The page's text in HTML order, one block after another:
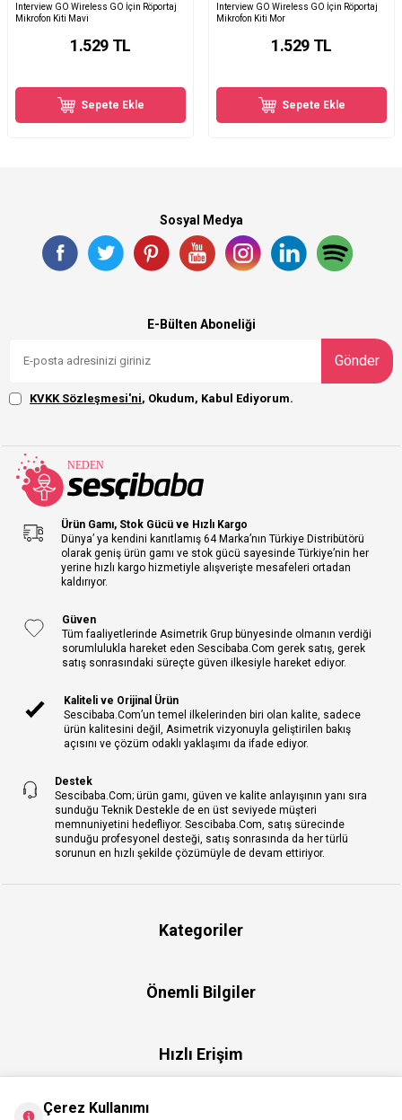
Interview GO Wireless GO İçin Röportaj
Mikrofon Kiti Mavi
1.529 TL
Sepete Ekle
Interview GO Wireless GO İçin Röportaj
Mikrofon Kiti Mor
1.529 TL
Sepete Ekle
Sosyal Medya
E-Bülten Aboneliği
Gönder
KVKK Sözleşmesi'ni, Okudum, Kabul Ediyorum.
Ürün Gamı, Stok Gücü ve Hızlı Kargo
Dünya’ ya kendini kanıtlamış 64 Marka’nın Türkiye Distribütörü
olarak geniş ürün gamı ve stok gücü sayesinde Türkiye’nin her
yerine hızlı kargo hizmetiyle alışverişte mesafeleri ortadan
kaldırıyor.
Güven
Tüm faaliyetlerinde Asimetrik Grup bünyesinde olmanın verdiği
sorumlulukla hareket eden Sescibaba.Com gerek satış, gerek
satış sonrasındaki süreçte güven ilkesiyle hareket ediyor.
Kaliteli ve Orijinal Ürün
Sescibaba.Com’un temel ilkelerinden biri olan kalite, sadece
ürün kalitesini değil, Asimetrik vizyonuyla geliştirilen bakış
açısını ve çözüm odaklı yaklaşımı da ifade ediyor.
Destek
Sescibaba.Com; ürün gamı, güven ve kalite anlayışının yanı sıra
sunduğu Teknik Destekle de en üst seviyede müşteri
memnuniyetini hedefliyor. Sescibaba.Com, satış sürecinde
sunduğu profesyonel desteği, satış sonrasında da her türlü
sorunun en hızlı şekilde çözümüyle de devam ettiriyor.
Kategoriler
Önemli Bilgiler
Hızlı Erişim
Çerez Kullanımı